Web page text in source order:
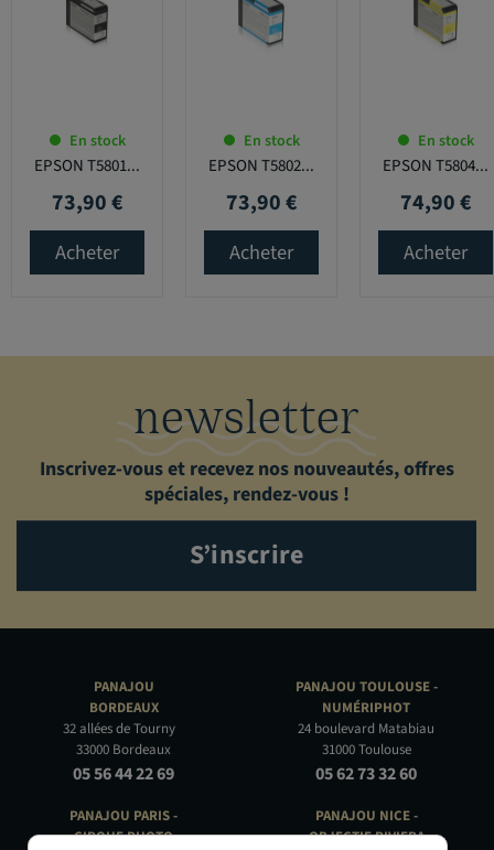
En stock
EPSON T5801...
Prix
73,90 €
Acheter
En stock
EPSON T5802...
Prix
73,90 €
Acheter
En stock
EPSON T5804...
Prix
74,90 €
Acheter
newsletter
Inscrivez-vous et recevez nos nouveautés, offres
spéciales, rendez-vous !
S’inscrire
PANAJOU
BORDEAUX
32 allées de Tourny
33000 Bordeaux
05 56 44 22 69
PANAJOU PARIS -
CIRQUE PHOTO
PANAJOU TOULOUSE -
NUMÉRIPHOT
24 boulevard Matabiau
31000 Toulouse
05 62 73 32 60
PANAJOU NICE -
OBJECTIF RIVIERA